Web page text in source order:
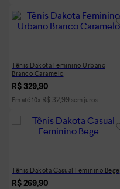
Tênis Dakota Feminino Urbano
Branco Caramelo
R$ 329,90
Em até 10x R$ 32,99 sem juros
Tênis Dakota Casual Feminino Bege
R$ 269,90